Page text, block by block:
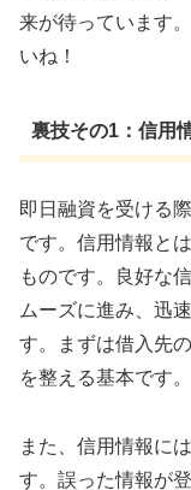
来が待っています
いね！
裏技その1：信用
即日融資を受ける
です。信用情報と
ものです。良好な
ムーズに進み、迅
す。まずは借入先
を整える基本です。
また、信用情報に
す。誤った情報が